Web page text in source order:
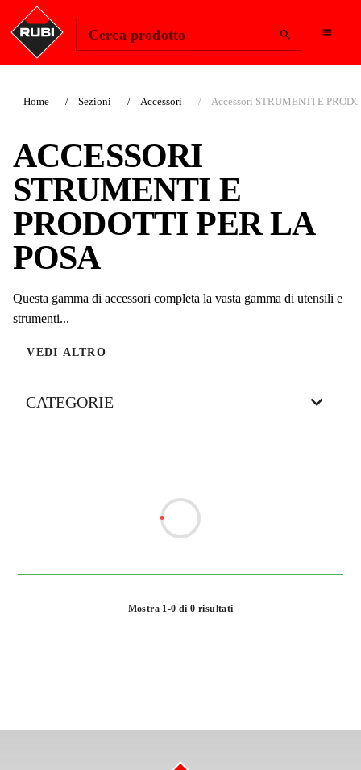
Cerca prodotto
Home Sezioni Accessori Accessori STRUMENTI E
ACCESSORI
STRUMENTI E
PRODOTTI PER LA
POSA
Questa gamma di accessori completa la vasta gamma di utensili e
strumenti...
VEDI ALTRO
CATEGORIE
Mostra 1-0 di 0 risultati